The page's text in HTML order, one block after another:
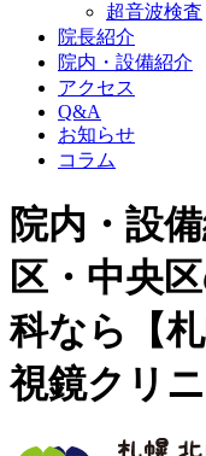
超音波検査
院長紹介
院内・設備紹介
アクセス
Q&A
お知らせ
コラム
院内・設
区・中央
科なら【
視鏡クリニ